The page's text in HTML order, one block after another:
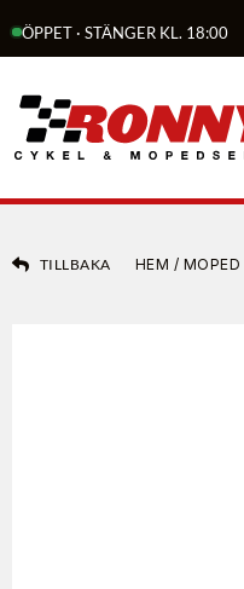
ÖPPET · STÄNGER KL. 18:00
TILLBAKA HEM / MOPED